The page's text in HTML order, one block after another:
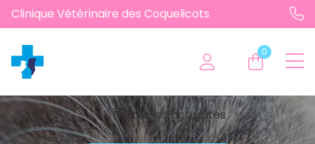
Clinique Vétérinaire des Coquelicots
0
chevron_left Toutes les actualités